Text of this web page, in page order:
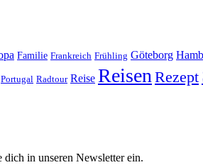
Familie Frankreich Frühling Göteborg
Portugal Radtour Reise ReisenRezept
dich in unseren Newsletter ein.